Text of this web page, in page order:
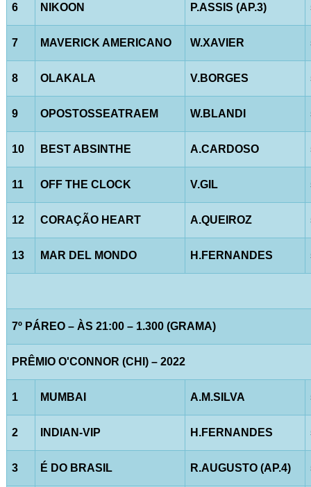
6 NIKOON P.ASSIS (AP.3)
7 MAVERICK AMERICANO W.XAVIER
8 OLAKALA V.BORGES
9 OPOSTOSSEATRAEM W.BLANDI
10 BEST ABSINTHE A.CARDOSO
11 OFF THE CLOCK V.GIL
12 CORAÇÃO HEART A.QUEIROZ
13 MAR DEL MONDO H.FERNANDES
7º PÁREO – ÀS 21:00 – 1.300 (GRAMA)
PRÊMIO O'CONNOR (CHI) – 2022
1 MUMBAI A.M.SILVA
2 INDIAN-VIP H.FERNANDES
3 É DO BRASIL R.AUGUSTO (AP.4)